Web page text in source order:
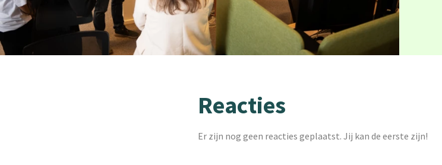
Reacties
Er zijn nog geen reacties geplaatst. Jij kan de eerste zijn!